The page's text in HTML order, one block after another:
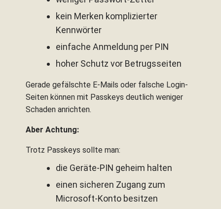
kein Merken komplizierter
Kennwörter
einfache Anmeldung per PIN
hoher Schutz vor Betrugsseiten
Gerade gefälschte E-Mails oder falsche Login-
Seiten können mit Passkeys deutlich weniger
Schaden anrichten.
Aber Achtung:
Trotz Passkeys sollte man:
die Geräte-PIN geheim halten
einen sicheren Zugang zum
Microsoft-Konto besitzen